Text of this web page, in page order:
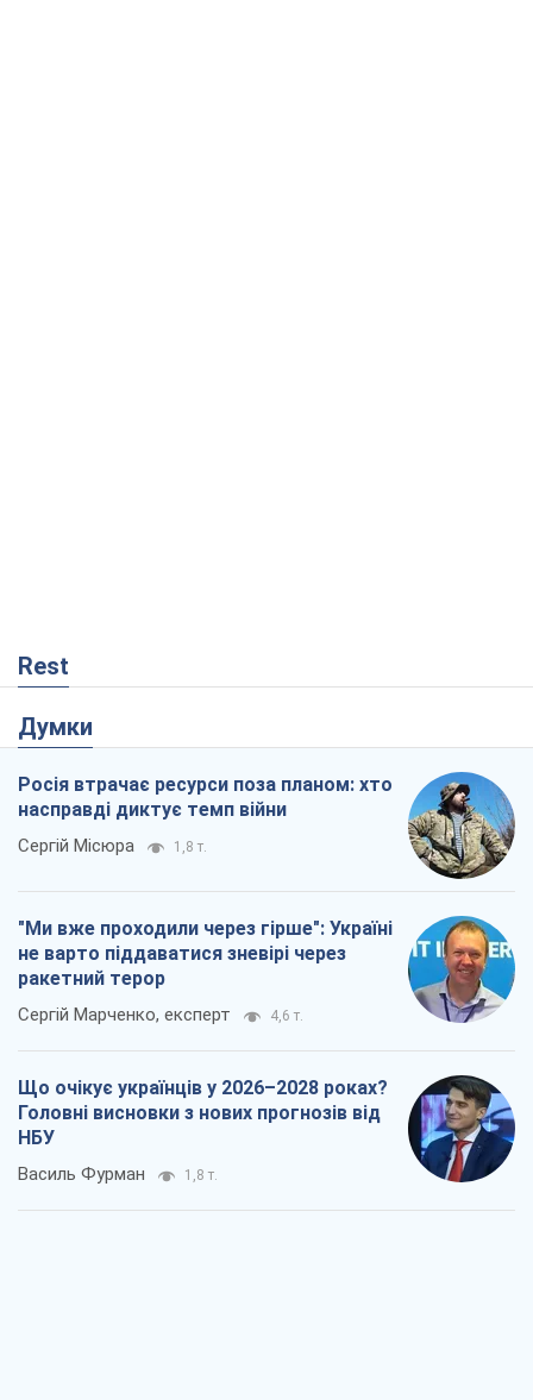
Rest
Думки
Росія втрачає ресурси поза планом: хто
насправді диктує темп війни
Сергій Місюра 1,8 т.
"Ми вже проходили через гірше": Україні
не варто піддаватися зневірі через
ракетний терор
Сергій Марченко, експерт 4,6 т.
Що очікує українців у 2026–2028 роках?
Головні висновки з нових прогнозів від
НБУ
Василь Фурман 1,8 т.